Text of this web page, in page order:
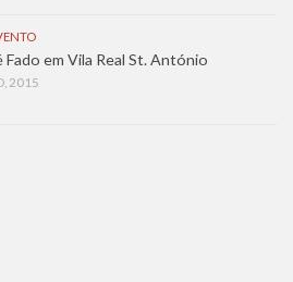
em Vila Real St. António
2015